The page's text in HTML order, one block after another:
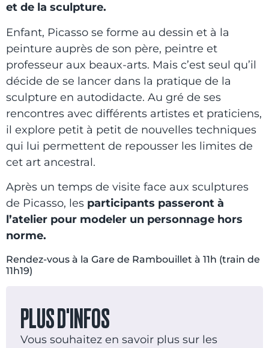
et de la sculpture.
Enfant, Picasso se forme au dessin et à la
peinture auprès de son père, peintre et
professeur aux beaux-arts. Mais c’est seul qu’il
décide de se lancer dans la pratique de la
sculpture en autodidacte. Au gré de ses
rencontres avec différents artistes et praticiens,
il explore petit à petit de nouvelles techniques
qui lui permettent de repousser les limites de
cet art ancestral.
Après un temps de visite face aux sculptures
de Picasso, les participants passeront à
l’atelier pour modeler un personnage hors
norme.
Rendez-vous à la Gare de Rambouillet à 11h (train de
11h19)
PLUS D'INFOS
Vous souhaitez en savoir plus sur les